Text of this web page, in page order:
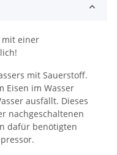
mit einer
mit Sauerstoff.
Eisen im Wasser
ausfällt. Dieses
nachgeschaltenen
dafür benötigten